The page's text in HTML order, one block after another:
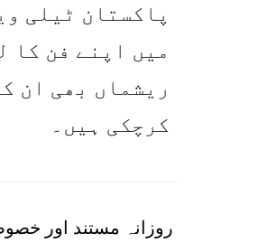
پاکستان ٹیلی
میں اپنے فن کا
ریشماں بھی ان
کرچکی ہیں۔
روزانہ مستند اور